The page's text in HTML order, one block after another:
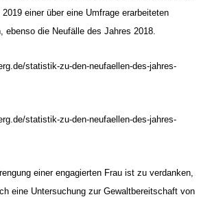
einer über eine Umfrage erarbeiteten
ebenso die Neufälle des Jahres 2018.
statistik-zu-den-neufaellen-des-jahres-
statistik-zu-den-neufaellen-des-jahres-
einer engagierten Frau ist zu verdanken,
eine Untersuchung zur Gewaltbereitschaft von